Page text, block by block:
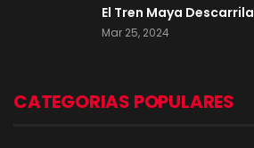
El Tren Maya Descarrila
Mar 25, 2024
CATEGORIAS POPULARES